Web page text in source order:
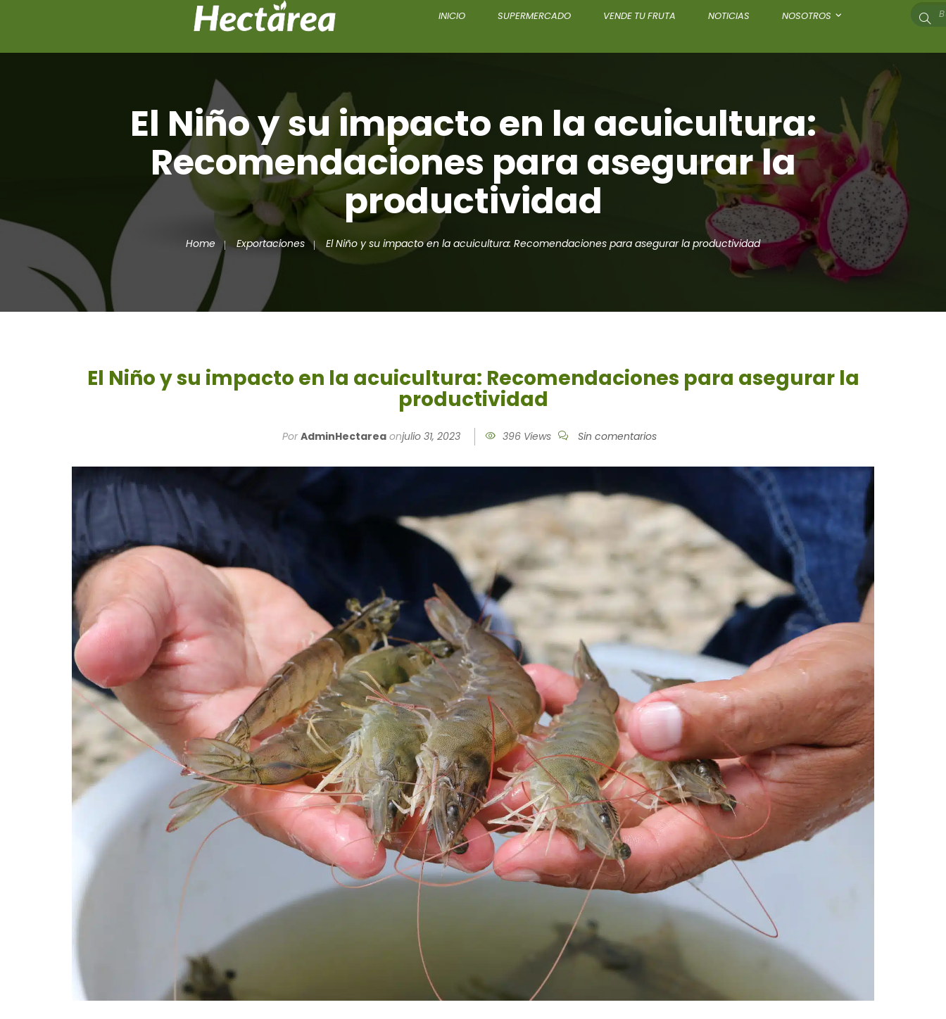
INICIO SUPERMERCADO VENDE TU FRUTA NOTICIAS NOSOTROS
El Niño y su impacto en la acuicultura:
Recomendaciones para asegurar la
productividad
Home Exportaciones El Niño y su impacto en la acuicultura: Recomendaciones para asegurar la productividad
El Niño y su impacto en la acuicultura: Recomendaciones para asegurar la
productividad
Por AdminHectarea onjulio 31, 2023 396 Views Sin comentarios